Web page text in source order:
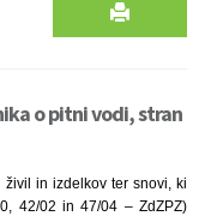
o pitni vodi, stran
živil in izdelkov ter snovi, ki
42/02 in 47/04 – ZdZPZ)